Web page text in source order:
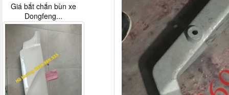
Giá bắt chắn bùn xe
Dongfeng...